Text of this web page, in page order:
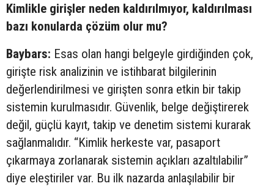
Kimlikle girişler neden kaldırılmıyor, kaldırılması
bazı konularda çözüm olur mu?
Baybars: Esas olan hangi belgeyle girdiğinden çok,
girişte risk analizinin ve istihbarat bilgilerinin
değerlendirilmesi ve girişten sonra etkin bir takip
sistemin kurulmasıdır. Güvenlik, belge değiştirerek
değil, güçlü kayıt, takip ve denetim sistemi kurarak
sağlanmalıdır. “Kimlik herkeste var, pasaport
çıkarmaya zorlanarak sistemin açıkları azaltılabilir”
diye eleştiriler var. Bu ilk nazarda anlaşılabilir bir